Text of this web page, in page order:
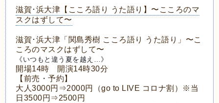
滋賀･浜大津【こころ語り うた語り】〜こころのマ
スクはずして〜
滋賀･浜大津「関島秀樹 こころ語り うた語り」 〜こ
ころのマスクはずして〜
《いつもと違う夏を越え…》
開場14時 開演14時30分
【前売・予約】
大人3000円⇒2000円（go to LIVE コロナ割）※当
日3500円⇒2500円